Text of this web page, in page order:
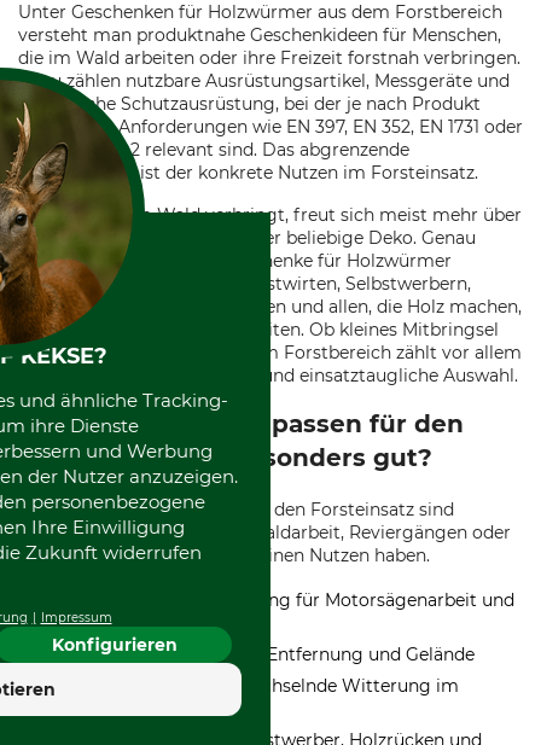
Unter Geschenken für Holzwürmer aus dem Forstbereich
versteht man produktnahe Geschenkideen für Menschen,
die im Wald arbeiten oder ihre Freizeit forstnah verbringen.
Dazu zählen nutzbare Ausrüstungsartikel, Messgeräte und
persönliche Schutzausrüstung, bei der je nach Produkt
anerkannte Anforderungen wie EN 397, EN 352, EN 1731 oder
EN ISO 11393-2 relevant sind. Das abgrenzende
Kernmerkmal ist der konkrete Nutzen im Forsteinsatz.
Wer viel Zeit im Wald verbringt, freut sich meist mehr über
praktische Ausrüstung als über beliebige Deko. Genau
darauf ist die Kategorie Geschenke für Holzwürmer
ausgerichtet. Sie passt zu Forstwirten, Selbstwerbern,
Revierpersonal, Auszubildenden und allen, die Holz machen,
pflegen, messen oder aufarbeiten. Ob kleines Mitbringsel
oder hochwertiges Präsent: Im Forstbereich zählt vor allem
eine robuste, praxisgerechte und einsatztaugliche Auswahl.
Welche Geschenke passen für den
Einsatz im Forst besonders gut?
Praktische Geschenkideen für den Forsteinsatz sind
Ausrüstungsartikel, die bei Waldarbeit, Reviergängen oder
der Holzaufarbeitung sofort einen Nutzen haben.
Persönliche Schutzausrüstung für Motorsägenarbeit und
Holzernte
Messgeräte für Baumhöhe, Entfernung und Gelände
Robuste Bekleidung für wechselnde Witterung im
Nützliche Begleiter für Selbstwerber, Holzrücken und
KEKSE?
und ähnliche Tracking-
ihre Dienste
und Werbung
der Nutzer anzuzeigen.
personenbezogene
Ihre Einwilligung
Zukunft widerrufen
Impressum
Konfigurieren